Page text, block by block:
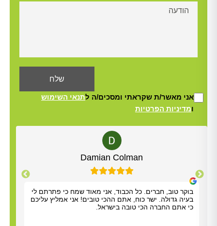
אני מאשר/ת שקראתי ומסכים/ה לתנאי השימוש
ומדיניות הפרטיות
Yisrael Woolf
תודה על כל העזרה. התרשמנו מאוד מנריה לויאני. הוא
הגיע תוך שעה, ביצע את העבודה מהר ונתן לנו הסברים
ברורים. כל הכבוד!